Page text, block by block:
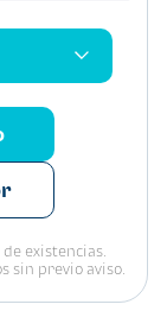
existencias.
sin previo aviso.